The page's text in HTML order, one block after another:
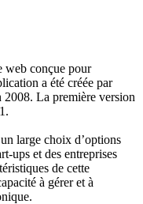
web conçue pour
a été créée par
La première version
large choix d’options
ups et des entreprises
de cette
à gérer et à